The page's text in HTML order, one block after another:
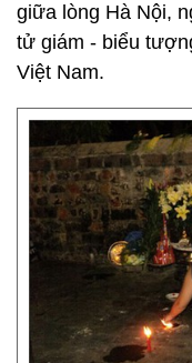
giữa lòng Hà Nội,
tử giám - biểu
Việt Nam.